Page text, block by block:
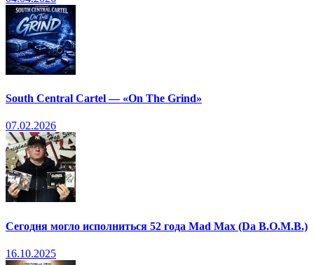
South Central Cartel — «On The Grind»
07.02.2026
Сегодня могло исполниться 52 года Mad Max (Da B.O.M.B.)
16.10.2025